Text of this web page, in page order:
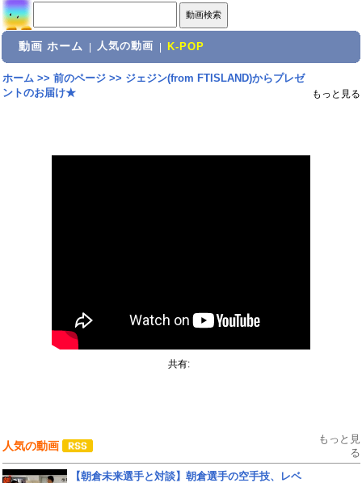
動画 ホーム 人気の動画 K-POP
ホーム>> 前のページ>> ジェジン(from FTISLAND)からプレゼ
ントのお届け★
もっと見る
共有:
人気の動画
もっと見
る
【朝倉未来選手と対談】朝倉選手の空手技、レベ